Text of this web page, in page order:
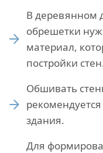
В деревянном
обрешетки
материал,
постройки
Обшивать
здания.
Для